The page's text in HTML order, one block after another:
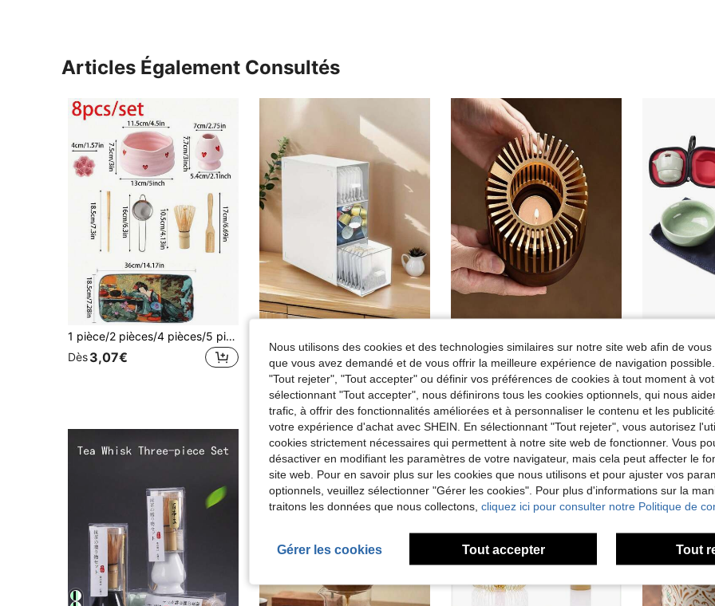
Articles Également Consultés
1 pièce/2 pièces/4 pièces/5 pièces Ensemble de thé Matcha en céramique rose en forme de cœur, ustensiles Matcha mignons incluant bol Matcha, fouet et support, cuillère en bambou, tamis. Idéal pour les amateurs de Matcha et les débutants, excellent cadeau pour la Fête des Mères et la rentrée scolaire
Dès3,07€
Dès
9,88€ 17,52€
Nous utilisons des cookies et des technologies similaires sur notre site web afin de
que vous avez demandé et de vous offrir la meilleure expérience de navigation
"Tout rejeter", "Tout accepter" ou définir vos préférences de cookies à tout moment à
sélectionnant "Tout accepter", nous définirons tous les cookies optionnels, qui nous
trafic, à offrir des fonctionnalités améliorées et à personnaliser le contenu et les
votre expérience d'achat avec SHEIN. En sélectionnant "Tout rejeter", vous autorisez
cookies strictement nécessaires qui permettent à notre site web de fonctionner. Vous
désactiver en modifiant les paramètres de votre navigateur, mais cela peut affecter le
site web. Pour en savoir plus sur les cookies que nous utilisons et pour ajuster vos
optionnels, veuillez sélectionner "Gérer les cookies". Pour plus d'informations sur la
traitons les données que nous collectons, cliquez ici pour consulter notre Politique de
Gérer les cookies Tout accepter Tout